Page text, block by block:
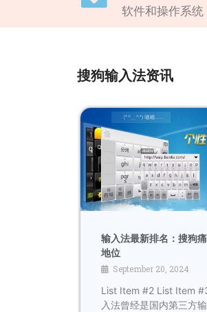
软件和操作系统
搜狗输入法资讯
输入法最新排名：搜狗
地位
September 20, 2024
List Item #2 List Item
入法曾经是国内第三方